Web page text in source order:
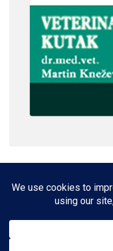
IMPRESSUM